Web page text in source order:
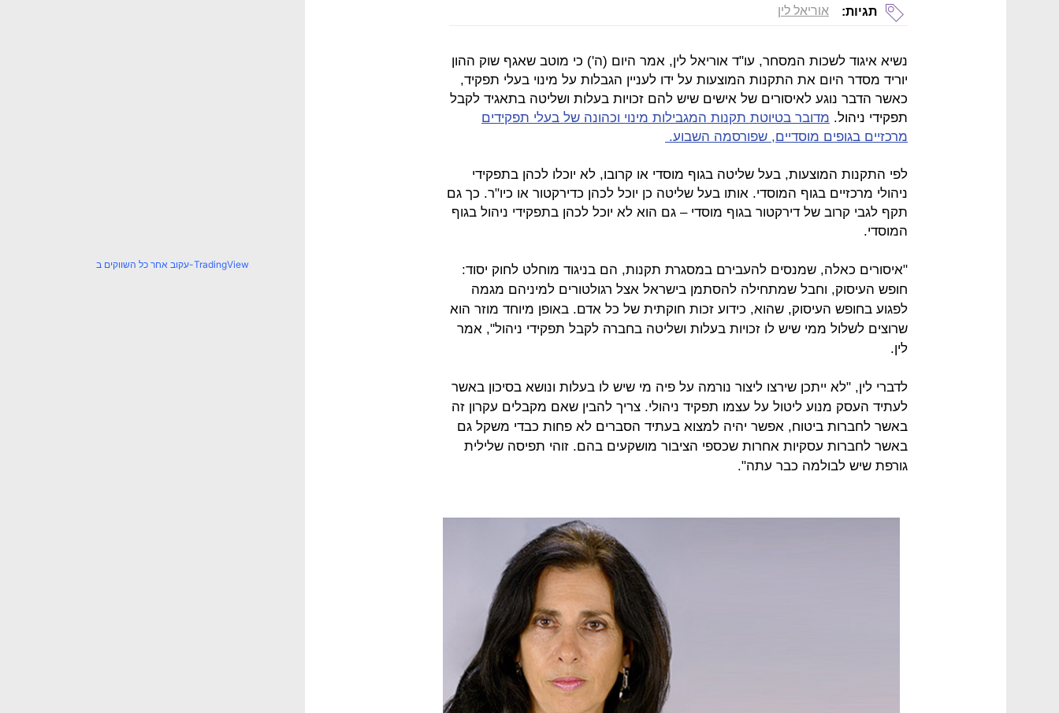
תגיות: אוריאל לין
נשיא איגוד לשכות המסחר, עו"ד אוריאל לין, אמר היום (ה') כי מוטב שאגף שוק ההון
יוריד מסדר היום את התקנות המוצעות על ידו לעניין הגבלות על מינוי בעלי תפקיד,
כאשר הדבר נוגע לאיסורים של אישים שיש להם זכויות בעלות ושליטה בתאגיד לקבל
תפקידי ניהול. מדובר בטיוטת תקנות המגבילות מינוי וכהונה של בעלי תפקידים
מרכזיים בגופים מוסדיים, שפורסמה השבוע.
לפי התקנות המוצעות, בעל שליטה בגוף מוסדי או קרובו, לא יוכלו לכהן בתפקידי
ניהולי מרכזיים בגוף המוסדי. אותו בעל שליטה כן יוכל לכהן כדירקטור או כיו"ר. כך גם
תקף לגבי קרוב של דירקטור בגוף מוסדי – גם הוא לא יוכל לכהן בתפקידי ניהול בגוף
המוסדי.
"איסורים כאלה, שמנסים להעבירם במסגרת תקנות, הם בניגוד מוחלט לחוק יסוד:
חופש העיסוק, וחבל שמתחילה להסתמן בישראל אצל רגולטורים למיניהם מגמה
לפגוע בחופש העיסוק, שהוא, כידוע זכות חוקתית של כל אדם. באופן מיוחד מוזר הוא
שרוצים לשלול ממי שיש לו זכויות בעלות ושליטה בחברה לקבל תפקידי ניהול", אמר
לין.
לדברי לין, "לא ייתכן שירצו ליצור נורמה על פיה מי שיש לו בעלות ונושא בסיכון באשר
לעתיד העסק מנוע ליטול על עצמו תפקיד ניהולי. צריך להבין שאם מקבלים עקרון זה
באשר לחברות ביטוח, אפשר יהיה למצוא בעתיד הסברים לא פחות כבדי משקל גם
באשר לחברות עסקיות אחרות שכספי הציבור מושקעים בהם. זוהי תפיסה שלילית
גורפת שיש לבולמה כבר עתה".
עקוב אחר כל השווקים ב-TradingView